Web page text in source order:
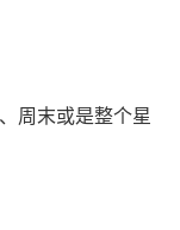
周末或是整个星